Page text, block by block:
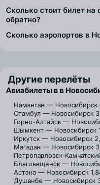
Сколько стоит билет на
обратно?
Сколько аэропортов в
Другие перелёты
Авиабилеты в в
Наманган — Новосибирск
Стамбул — Новосибирск
Горно-Алтайск —
Шымкент — Новосибирск
Иркутск — Новосибирск
Магадан — Новосибирск
Петропавловск-
Благовещенск —
Астана — Новосибирск
Душанбе — Новосибирск